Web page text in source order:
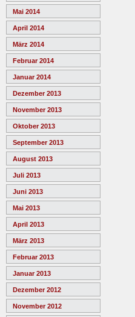
Mai 2014
April 2014
März 2014
Februar 2014
Januar 2014
Dezember 2013
November 2013
Oktober 2013
September 2013
August 2013
Juli 2013
Juni 2013
Mai 2013
April 2013
März 2013
Februar 2013
Januar 2013
Dezember 2012
November 2012